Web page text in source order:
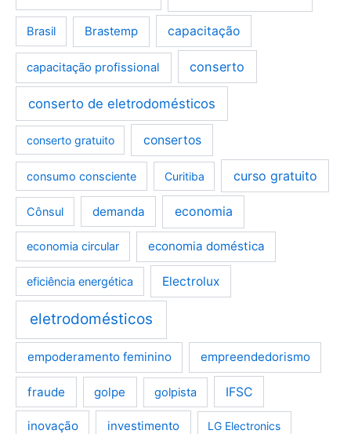
Brasil Brastemp capacitação
capacitação profissional conserto
conserto de eletrodomésticos
conserto gratuito consertos
consumo consciente Curitiba curso gratuito
Cônsul demanda economia
economia circular economia doméstica
eficiência energética Electrolux
eletrodomésticos
empoderamento feminino empreendedorismo
fraude golpe golpista IFSC
inovação investimento LG Electronics